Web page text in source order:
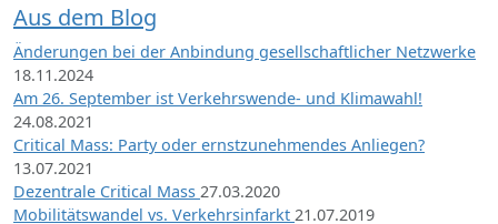
Aus dem Blog
Änderungen bei der Anbindung gesellschaftlicher Netzwerke
18.11.2024
Am 26. September ist Verkehrswende- und Klimawahl!
24.08.2021
Critical Mass: Party oder ernstzunehmendes Anliegen?
13.07.2021
Dezentrale Critical Mass 27.03.2020
Mobilitätswandel vs. Verkehrsinfarkt 21.07.2019